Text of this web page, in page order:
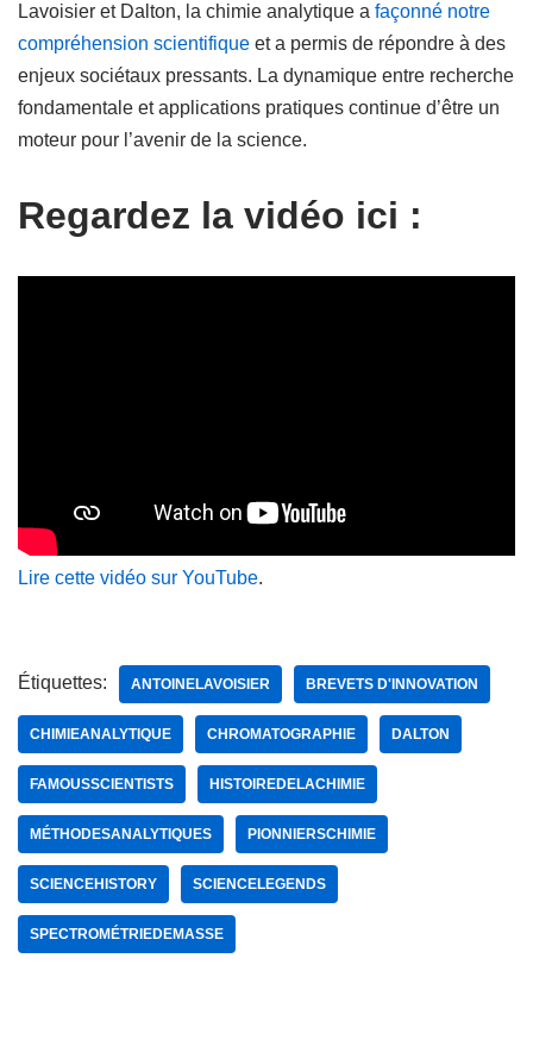
Lavoisier et Dalton, la chimie analytique a façonné notre
compréhension scientifique et a permis de répondre à des
enjeux sociétaux pressants. La dynamique entre recherche
fondamentale et applications pratiques continue d’être un
moteur pour l’avenir de la science.
Regardez la vidéo ici :
Lire cette vidéo sur YouTube.
Étiquettes: ANTOINELAVOISIER BREVETS D'INNOVATION
CHIMIEANALYTIQUE CHROMATOGRAPHIE DALTON
FAMOUSSCIENTISTS HISTOIREDELACHIMIE
MÉTHODESANALYTIQUES PIONNIERSCHIMIE
SCIENCEHISTORY SCIENCELEGENDS
SPECTROMÉTRIEDEMASSE